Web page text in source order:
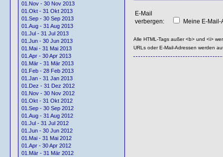
01.Nov - 30 Nov 2013
01.Okt - 31 Okt 2013
01.Sep - 30 Sep 2013
01.Aug - 31 Aug 2013
01.Jul - 31 Jul 2013
01.Jun - 30 Jun 2013
01.Mai - 31 Mai 2013
01.Apr - 30 Apr 2013
01.Mär - 31 Mär 2013
01.Feb - 28 Feb 2013
01.Jan - 31 Jan 2013
01.Dez - 31 Dez 2012
01.Nov - 30 Nov 2012
01.Okt - 31 Okt 2012
01.Sep - 30 Sep 2012
01.Aug - 31 Aug 2012
01.Jul - 31 Jul 2012
01.Jun - 30 Jun 2012
01.Mai - 31 Mai 2012
01.Apr - 30 Apr 2012
01.Mär - 31 Mär 2012
E-Mail
verbergen:
Meine E-
Alle HTML-Tags außer <b> und <i>
URLs oder E-Mail-Adressen werden